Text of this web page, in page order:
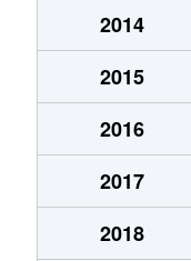
戸坂町
中島町
中島町
中島町
中島町
河内町船津
2014
2015
2016
2017
2018